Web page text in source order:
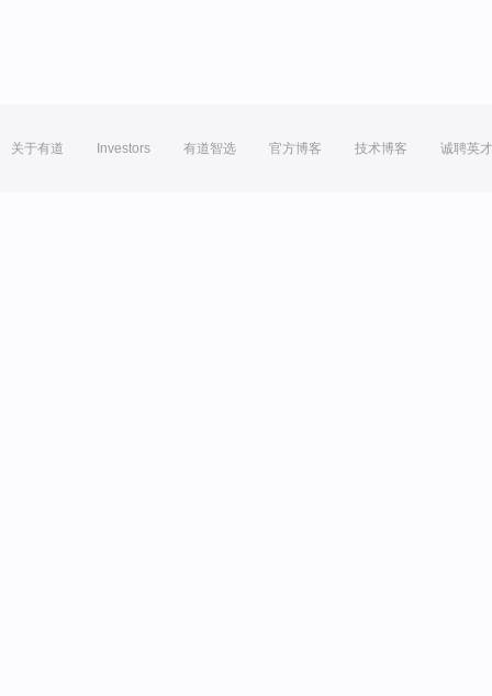
关于有道 Investors 有道智选 官方博客 技术博客 诚聘英才